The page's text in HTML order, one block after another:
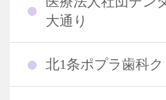
大通り
北1条ポプラ歯科ク